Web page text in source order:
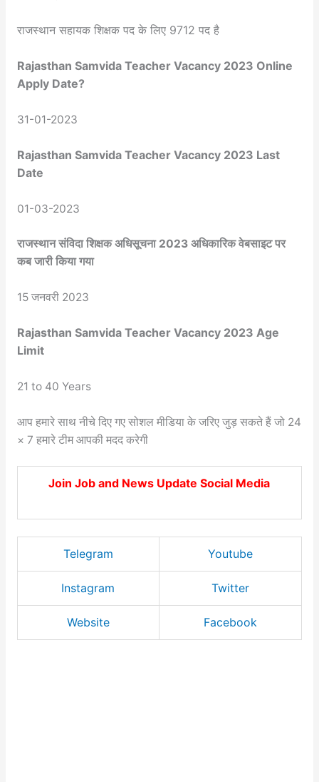
राजस्थान सहायक शिक्षक पद के लिए 9712 पद है
Rajasthan Samvida Teacher Vacancy 2023 Online
Apply Date?
31-01-2023
Rajasthan Samvida Teacher Vacancy 2023 Last
Date
01-03-2023
राजस्थान संविदा शिक्षक अधिसूचना 2023 अधिकारिक वेबसाइट पर
कब जारी किया गया
15 जनवरी 2023
Rajasthan Samvida Teacher Vacancy 2023 Age
Limit
21 to 40 Years
आप हमारे साथ नीचे दिए गए सोशल मीडिया के जरिए जुड़ सकते हैं जो 24
× 7 हमारे टीम आपकी मदद करेगी
Join Job and News Update Social Media
Telegram Youtube
Instagram Twitter
Website Facebook